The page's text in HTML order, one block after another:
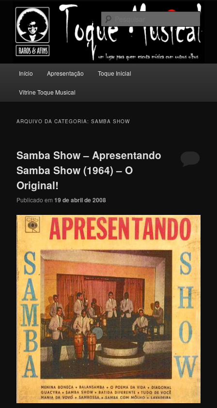
conteúdo
principal
conteúdo
secundário
Toque Musical
Um lugar para quem escuta música com outros olhos.
principal
Início Apresentação Toque Inicial
Vitrine Toque Musical
ARQUIVO DA CATEGORIA:SAMBA SHOW
Samba Show – Apresentando
Samba Show (1964) – O
Original!
Publicado em19 de abril de 2008